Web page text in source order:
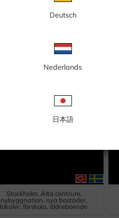
Deutsch
Nederlands
日本語
Stockholm, Solna, Råsunda,
Stockholm, Älta centrum,
nybyggnation, nya bostäder,
lokaler, förskola, äldreboende